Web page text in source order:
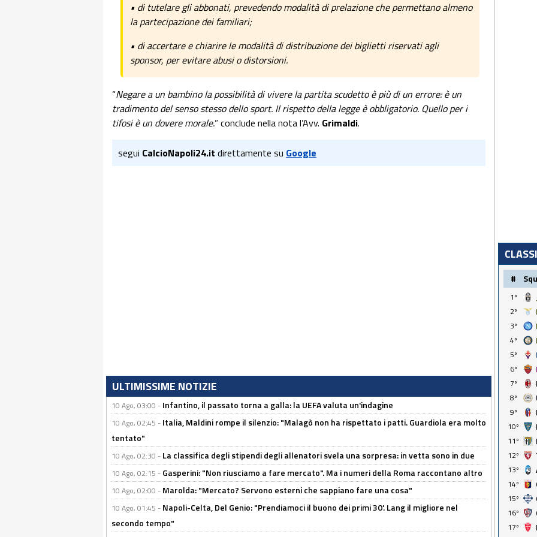
• di tutelare gli abbonati, prevedendo modalità di prelazione che permettano almeno
la partecipazione dei familiari;
• di accertare e chiarire le modalità di distribuzione dei biglietti riservati agli
sponsor, per evitare abusi o distorsioni.
“Negare a un bambino la possibilità di vivere la partita scudetto è più di un errore: è un
tradimento del senso stesso dello sport. Il rispetto della legge è obbligatorio. Quello per i
tifosi è un dovere morale.” conclude nella nota l’Avv. Grimaldi.
segui CalcioNapoli24.it direttamente su Google
ULTIMISSIME NOTIZIE
10 Ago, 03:00 - Infantino, il passato torna a galla: la UEFA valuta un'indagine
10 Ago, 02:45 - Italia, Maldini rompe il silenzio: "Malagò non ha rispettato i patti. Guardiola era molto
tentato"
10 Ago, 02:30 - La classifica degli stipendi degli allenatori svela una sorpresa: in vetta sono in due
10 Ago, 02:15 - Gasperini: "Non riusciamo a fare mercato". Ma i numeri della Roma raccontano altro
10 Ago, 02:00 - Marolda: "Mercato? Servono esterni che sappiano fare una cosa"
10 Ago, 01:45 - Napoli-Celta, Del Genio: "Prendiamoci il buono dei primi 30'. Lang il migliore nel
secondo tempo"
#
1º
2º
3º
4º
5º
6º
7º
8º
9º
10º
11º
12º
13º
14º
15º
16º
17º